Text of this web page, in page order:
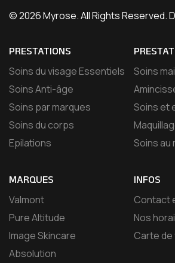
© 2026 Myrose. All Rights Reserved.
PRESTATIONS
Soins du visage Essentiels
Soins Anti-âge
Soins par marques
Soins du corps
Epilations
Soins
Soins et
Soins au
MARQUES
Valmont
Pure Altitude
Image Skincare
Absolution
INFOS
Contact
Nos
Carte